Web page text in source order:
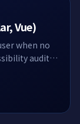
Vue)
when no
audits
a failing test
reach for